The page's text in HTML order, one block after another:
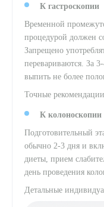
К гастроскопии
Временной
процедурой должен
Запрещено
перевариваются. За
выпить не более
Точные рекомендации
К колоноскопии
Подготовительный
обычно 2-3 дня и
диеты, прием
день проведения
Детальные